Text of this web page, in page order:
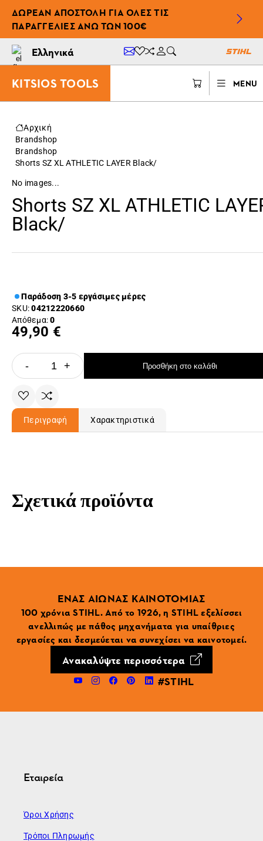
ΔΩΡΕΆΝ ΑΠΟΣΤΟΛΉ ΓΙΑ ΌΛΕΣ ΤΙΣ
ΠΑΡΑΓΓΕΛΊΕΣ ΆΝΩ ΤΩΝ 100€
Ελληνικά
KITSIOS TOOLS MENU
Αρχική
Brandshop
Brandshop
Shorts SZ XL ATHLETIC LAYER Black/
No images...
Shorts SZ XL ATHLETIC
Black/
Παράδοση 3-5 εργάσιμες μέρες
SKU:04212220660
Απόθεμα:0
49,90 €
- + Προσθήκη στο καλάθι
Περιγραφή Χαρακτηριστικά
Σχετικά προϊόντα
ΕΝΑΣ ΑΙΩΝΑΣ ΚΑΙΝΟΤΟΜΙΑΣ
100 χρόνια STIHL. Από το 1926, η STIHL εξελίσσει
ανελλιπώς με πάθος μηχανήματα για υπαίθριες
εργασίες και δεσμεύεται να συνεχίσει να καινοτομεί.
Ανακαλύψτε περισσότερα
#STIHL
Εταιρεία
Όροι Χρήσης
Τρόποι Πληρωμής